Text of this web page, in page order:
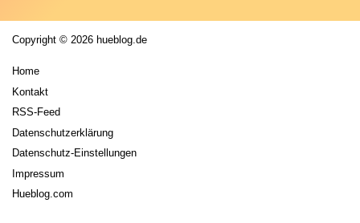
Copyright © 2026 hueblog.de
Home
Kontakt
RSS-Feed
Datenschutzerklärung
Datenschutz-Einstellungen
Impressum
Hueblog.com